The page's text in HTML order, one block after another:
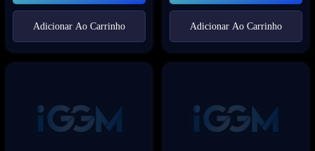
Adicionar Ao Carrinho Adicionar Ao Carrinho